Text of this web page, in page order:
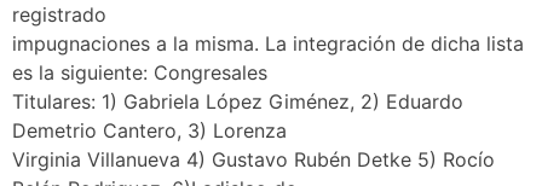
registrado
impugnaciones a la misma. La integración de dicha lista
es la siguiente: Congresales
Titulares: 1) Gabriela López Giménez, 2) Eduardo
Demetrio Cantero, 3) Lorenza
Virginia Villanueva 4) Gustavo Rubén Detke 5) Rocío